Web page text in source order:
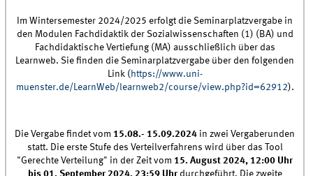
Im Wintersemester 2024/2025 erfolgt die Seminarplatzvergabe in
den Modulen Fachdidaktik der Sozialwissenschaften (1) (BA) und
Fachdidaktische Vertiefung (MA) ausschließlich über das
Learnweb. Sie finden die Seminarplatzvergabe über den folgenden
Link ( https://www.uni-
muenster.de/LearnWeb/learnweb2/course/view.php?id=62912).
Die Vergabe findet vom 15.08.- 15.09.2024 in zwei Vergaberunden
statt. Die erste Stufe des Verteilverfahrens wird über das Tool
"Gerechte Verteilung" in der Zeit vom 15. August 2024, 12:00 Uhr
bis 01. September 2024, 23:59 Uhrdurchgeführt. Die zweite